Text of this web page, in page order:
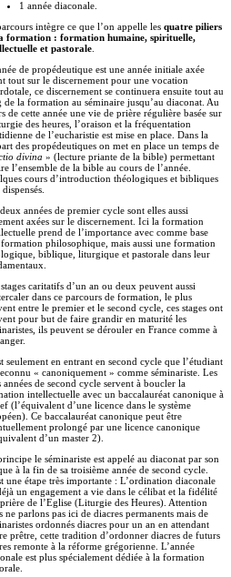
1 année diaconale.
intègre ce que l’on appelle les quatre piliers
formation : formation humaine, spirituelle,
et pastorale
de propédeutique est une année initiale axée
tout sur le discernement pour une vocation
ce discernement se continuera ensuite tout au
de la formation au séminaire jusqu’au diaconat. Au
de cette année une vie de prière régulière basée sur
des heures, l’oraison et la fréquentation
de l’eucharistie est mise en place. Dans la
des propédeutiques on met en place un temps de
divina » (lecture priante de la bible) permettant
l’ensemble de la bible au cours de l’année.
cours d’introduction théologiques et bibliques
années de premier cycle sont elles aussi
axées sur le discernement. Ici la formation
prend de l’importance avec comme base
philosophique, mais aussi une formation
biblique, liturgique et pastorale dans leur
caritatifs d’un an ou deux peuvent aussi
dans ce parcours de formation, le plus
entre le premier et le second cycle, ces stages ont
pour but de faire grandir en maturité les
ils peuvent se dérouler en France comme à
seulement en entrant en second cycle que l’étudiant
« canoniquement » comme séminariste. Les
années de second cycle servent à boucler la
intellectuelle avec un baccalauréat canonique à
(l’équivalent d’une licence dans le système
Ce baccalauréat canonique peut être
prolongé par une licence canonique
d’un master 2).
le séminariste est appelé au diaconat par son
à la fin de sa troisième année de second cycle.
une étape très importante : L’ordination diaconale
un engagement a vie dans le célibat et la fidélité
de l’Eglise (Liturgie des Heures). Attention
ne parlons pas ici de diacres permanents mais de
ordonnés diacres pour un an en attendant
prêtre, cette tradition d’ordonner diacres de futurs
remonte à la réforme grégorienne. L’année
est plus spécialement dédiée à la formation